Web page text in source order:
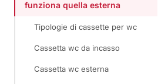
funziona quella esterna
Tipologie di cassette per wc
Cassetta wc da incasso
Cassetta wc esterna